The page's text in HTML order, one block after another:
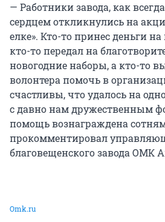
— Работники завода, как
сердцем откликнулись на
елке». Кто-то принес деньги
кто-то передал на
новогодние наборы, а кто-то
волонтера помочь в
счастливы, что удалось на
с давно нам дружественным
помощь вознаграждена
прокомментировал
благовещенского завода ОМК
Оmk.ru